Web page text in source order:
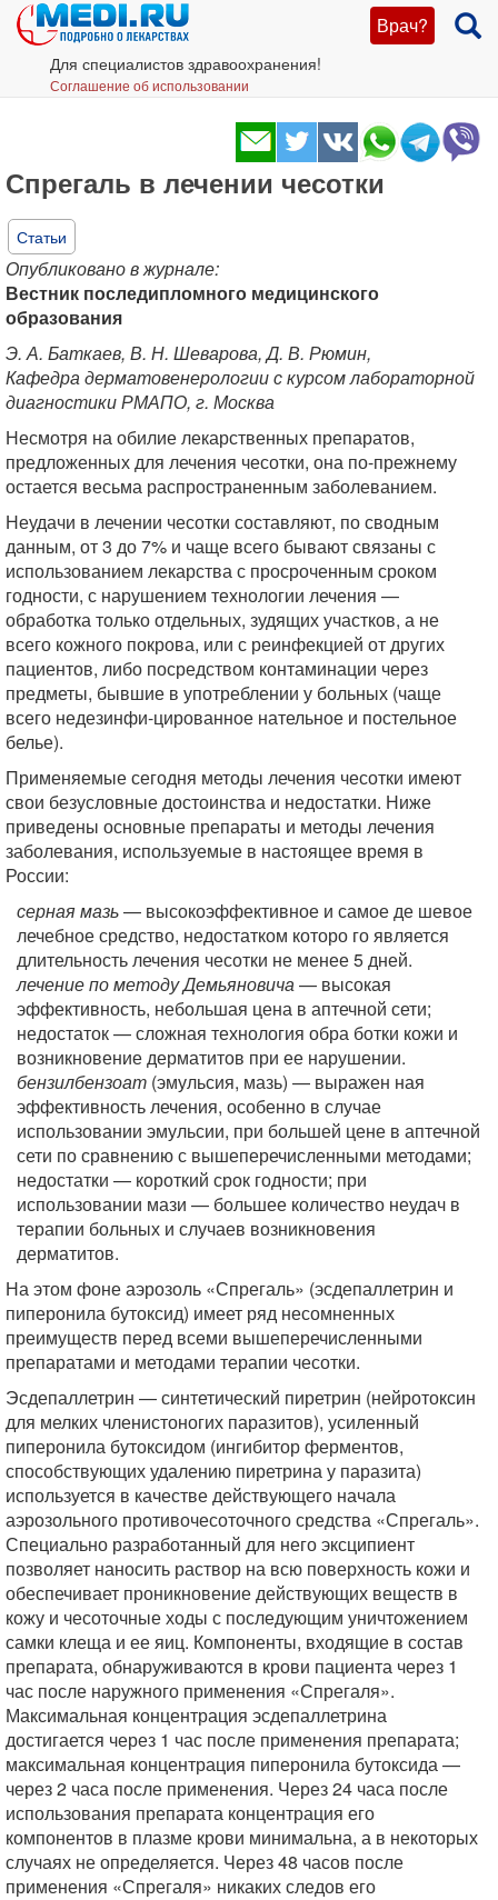
Врач?
Для специалистов здравоохранения!
Соглашение об использовании
Спрегаль в лечении чесотки
Статьи
Опубликовано в журнале:
Вестник последипломного медицинского
образования
Э. А. Баткаев, В. Н. Шеварова, Д. В. Рюмин,
Кафедра дерматовенерологии с курсом лабораторной
диагностики РМАПО, г. Москва
Несмотря на обилие лекарственных препаратов,
предложенных для лечения чесотки, она по-прежнему
остается весьма распространенным заболеванием.
Неудачи в лечении чесотки составляют, по сводным
данным, от 3 до 7% и чаще всего бывают связаны с
использованием лекарства с просроченным сроком
годности, с нарушением технологии лечения —
обработка только отдельных, зудящих участков, а не
всего кожного покрова, или с реинфекцией от других
пациентов, либо посредством контаминации через
предметы, бывшие в употреблении у больных (чаще
всего недезинфи-цированное нательное и постельное
белье).
Применяемые сегодня методы лечения чесотки имеют
свои безусловные достоинства и недостатки. Ниже
приведены основные препараты и методы лечения
заболевания, используемые в настоящее время в
России:
серная мазь— высокоэффективное и самое де шевое
лечебное средство, недостатком которо го является
длительность лечения чесотки не менее 5 дней.
лечение по методу Демьяновича— высокая
эффективность, небольшая цена в аптечной сети;
недостаток — сложная технология обра ботки кожи и
возникновение дерматитов при ее нарушении.
бензилбензоат (эмульсия, мазь) — выражен ная
эффективность лечения, особенно в случае
использовании эмульсии, при большей цене в аптечной
сети по сравнению с вышеперечисленными методами;
недостатки — короткий срок годности; при
использовании мази — большее количество неудач в
терапии больных и случаев возникновения
дерматитов.
На этом фоне аэрозоль «Спрегаль» (эсдепаллетрин и
пиперонила бутоксид) имеет ряд несомненных
преимуществ перед всеми вышеперечисленными
препаратами и методами терапии чесотки.
Эсдепаллетрин — синтетический пиретрин (нейротоксин
для мелких членистоногих паразитов), усиленный
пиперонила бутоксидом (ингибитор ферментов,
способствующих удалению пиретрина у паразита)
используется в качестве действующего начала
аэрозольного противочесоточного средства «Спрегаль».
Специально разработанный для него эксципиент
позволяет наносить раствор на всю поверхность кожи и
обеспечивает проникновение действующих веществ в
кожу и чесоточные ходы с последующим уничтожением
самки клеща и ее яиц. Компоненты, входящие в состав
препарата, обнаруживаются в крови пациента через 1
час после наружного применения «Спрегаля».
Максимальная концентрация эсдепаллетрина
достигается через 1 час после применения препарата;
максимальная концентрация пиперонила бутоксида —
через 2 часа после применения. Через 24 часа после
использования препарата концентрация его
компонентов в плазме крови минимальна, а в некоторых
случаях не определяется. Через 48 часов после
применения «Спрегаля» никаких следов его